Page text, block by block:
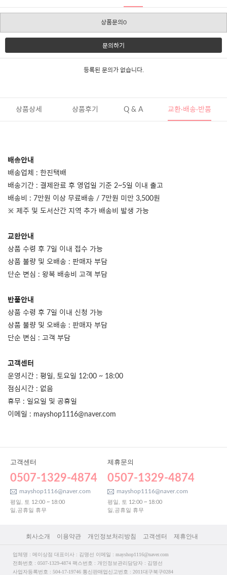
상품문의0
문의하기
등록된 문의가 없습니다.
상품상세 상품후기 Q & A 교환·배송·반품
배송안내
배송업체 : 한진택배
배송기간 : 결제완료 후 영업일 기준 2~5일 이내 출고
배송비 : 7만원 이상 무료배송 / 7만원 미만 3,500원
※ 제주 및 도서산간 지역 추가 배송비 발생 가능
교환안내
상품 수령 후 7일 이내 접수 가능
상품 불량 및 오배송 : 판매자 부담
단순 변심 : 왕복 배송비 고객 부담
반품안내
상품 수령 후 7일 이내 신청 가능
상품 불량 및 오배송 : 판매자 부담
단순 변심 : 고객 부담
고객센터
운영시간 : 평일, 토요일 12:00 ~ 18:00
점심시간 : 없음
휴무 : 일요일 및 공휴일
이메일 : mayshop1116@naver.com
고객센터
0507-1329-4874
mayshop1116@naver.com
평일, 토 12:00 ~ 18:00
일,공휴일 휴무
제휴문의
0507-1329-4874
mayshop1116@naver.com
평일, 토 12:00 ~ 18:00
일,공휴일 휴무
회사소개 이용약관 개인정보처리방침 고객센터 제휴안내
업체명 : 메이상점 대표이사 : 김명선 이메일 : mayshop1116@naver.com
전화번호 : 0507-1329-4874 팩스번호 : 개인정보관리담당자 : 김명선
사업자등록번호 : 504-17-19746 통신판매업신고번호 : 2011대구북구0284